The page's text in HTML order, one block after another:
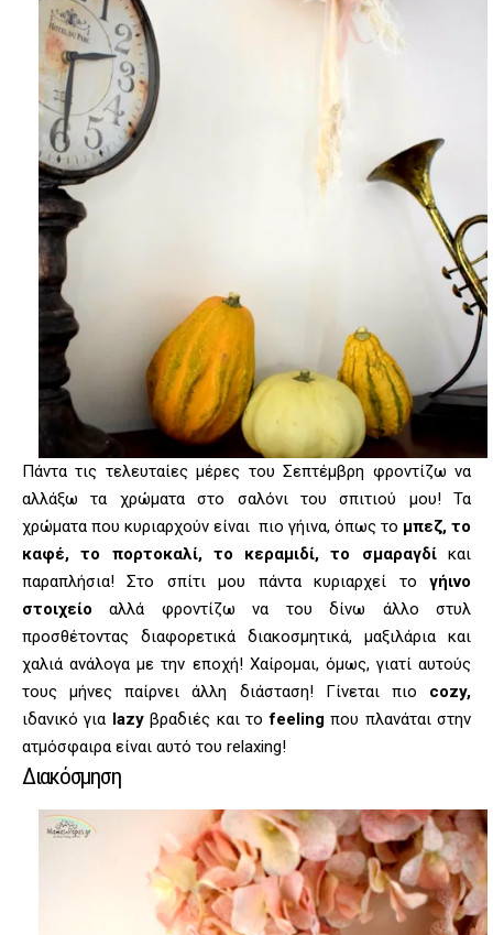
Πάντα τις τελευταίες μέρες του Σεπτέμβρη φροντίζω να
αλλάξω τα χρώματα στο σαλόνι του σπιτιού μου! Τα
χρώματα που κυριαρχούν είναι πιο γήινα, όπως το μπεζ, το
καφέ, το πορτοκαλί, το κεραμιδί, το σμαραγδί και
παραπλήσια! Στο σπίτι μου πάντα κυριαρχεί το γήινο
στοιχείοαλλά φροντίζω να του δίνω άλλο στυλ
προσθέτοντας διαφορετικά διακοσμητικά, μαξιλάρια και
χαλιά ανάλογα με την εποχή! Χαίρομαι, όμως, γιατί αυτούς
τους μήνες παίρνει άλλη διάσταση! Γίνεται πιο cozy,
ιδανικό για lazyβραδιές και τοfeelingπου πλανάται στην
ατμόσφαιρα είναι αυτό του relaxing!
Διακόσμηση